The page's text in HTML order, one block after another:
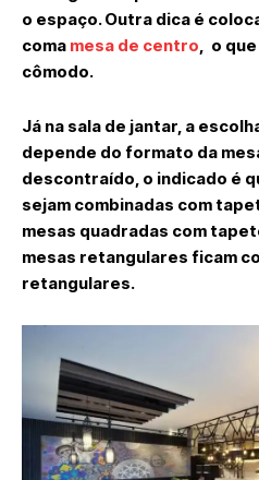
o espaço. Outra dica é
coma mesa de centro , o
cômodo.
Já na sala de jantar, a
depende do formato da
descontraído, o indicado é
sejam combinadas com
mesas quadradas com
mesas retangulares ficam
retangulares.